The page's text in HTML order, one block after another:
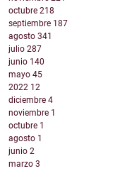
octubre 218
septiembre 187
agosto 341
julio 287
junio 140
mayo 45
2022 12
diciembre 4
noviembre 1
octubre 1
agosto 1
junio 2
marzo 3